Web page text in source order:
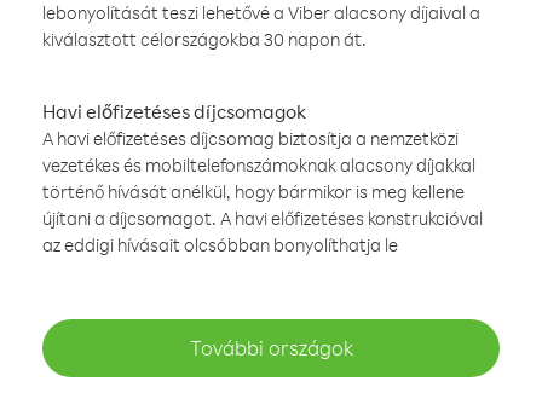
lebonyolítását teszi lehetővé a Viber alacsony díjaival a
kiválasztott célországokba 30 napon át.
Havi előfizetéses díjcsomagok
A havi előfizetéses díjcsomag biztosítja a nemzetközi
vezetékes és mobiltelefonszámoknak alacsony díjakkal
történő hívását anélkül, hogy bármikor is meg kellene
újítani a díjcsomagot. A havi előfizetéses konstrukcióval
az eddigi hívásait olcsóbban bonyolíthatja le
További országok